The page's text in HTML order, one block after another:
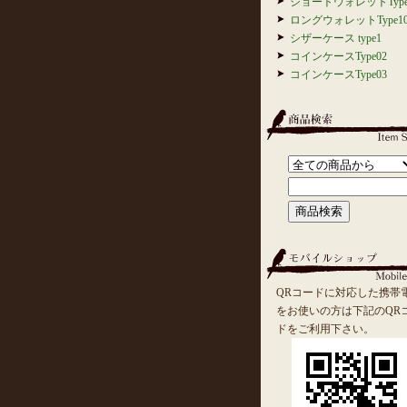
ロングウォレット
シザーケース type1
コインケースType02
コインケースType03
QRコードに対応した携帯
をお使いの方は下記のQR
ドをご利用下さい。